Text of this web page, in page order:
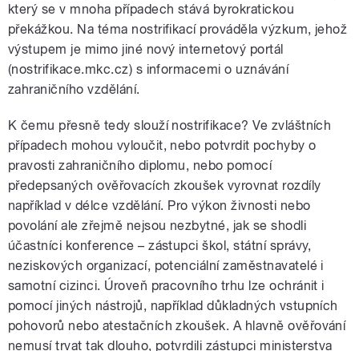
který se v mnoha případech stává byrokratickou
překážkou. Na téma nostrifikací prováděla výzkum, jehož
výstupem je mimo jiné nový internetový portál
(nostrifikace.mkc.cz) s informacemi o uznávání
zahraničního vzdělání.
K čemu přesně tedy slouží nostrifikace? Ve zvláštních
případech mohou vyloučit, nebo potvrdit pochyby o
pravosti zahraničního diplomu, nebo pomocí
předepsaných ověřovacích zkoušek vyrovnat rozdíly
například v délce vzdělání. Pro výkon živnosti nebo
povolání ale zřejmě nejsou nezbytné, jak se shodli
účastníci konference – zástupci škol, státní správy,
neziskových organizací, potenciální zaměstnavatelé i
samotní cizinci. Úroveň pracovního trhu lze ochránit i
pomocí jiných nástrojů, například důkladných vstupních
pohovorů nebo atestačních zkoušek. A hlavně ověřování
nemusí trvat tak dlouho, potvrdili zástupci ministerstva